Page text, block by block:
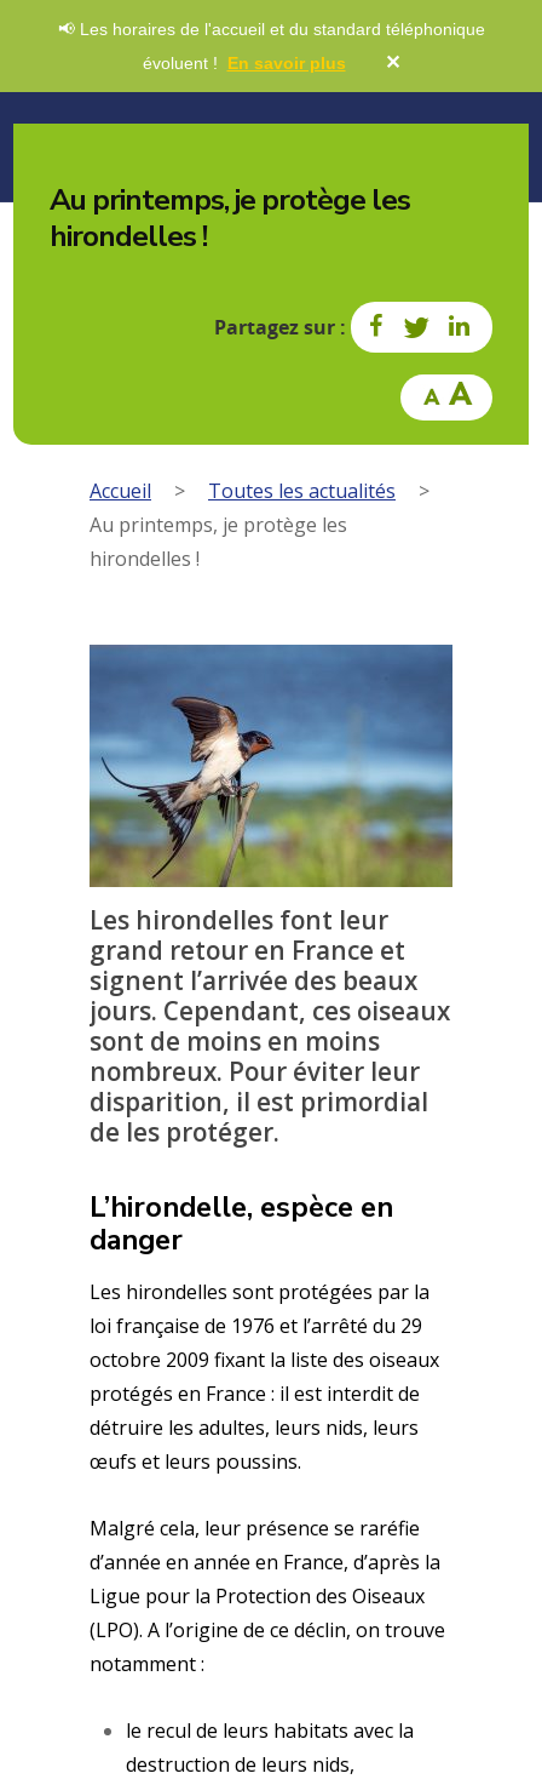
📢 Les horaires de l'accueil et du standard téléphonique
évoluent ! En savoir plus ✕
Au printemps, je protège les
hirondelles !
Partagez sur :
Accueil > Toutes les actualités
>
Au printemps, je protège les
hirondelles !
Les hirondelles font leur
grand retour en France et
signent l’arrivée des beaux
jours. Cependant, ces oiseaux
sont de moins en moins
nombreux. Pour éviter leur
disparition, il est primordial
de les protéger.
L’hirondelle, espèce en
danger
Les hirondelles sont protégées par la
loi française de 1976 et l’arrêté du 29
octobre 2009 fixant la liste des oiseaux
protégés en France : il est interdit de
détruire les adultes, leurs nids, leurs
œufs et leurs poussins.
Malgré cela, leur présence se raréfie
d’année en année en France, d’après la
Ligue pour la Protection des Oiseaux
(LPO). A l’origine de ce déclin, on trouve
notamment :
le recul de leurs habitats avec la
destruction de leurs nids,